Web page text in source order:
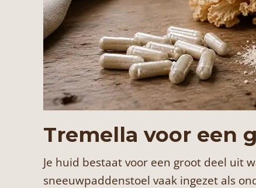
Tremella voor een
Je huid bestaat voor een groot deel uit
sneeuwpaddenstoel vaak ingezet als